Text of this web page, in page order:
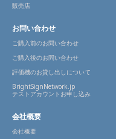
販売店
お問い合わせ
ご購入前のお問い合わせ
ご購入後のお問い合わせ
評価機のお貸し出しについて
BrightSignNetwork.jp
テストアカウントお申し込み
会社概要
会社概要